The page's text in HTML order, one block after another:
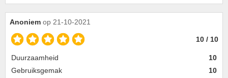
Anoniem op 21-10-2021
10 / 10
Duurzaamheid
10
Gebruiksgemak
10